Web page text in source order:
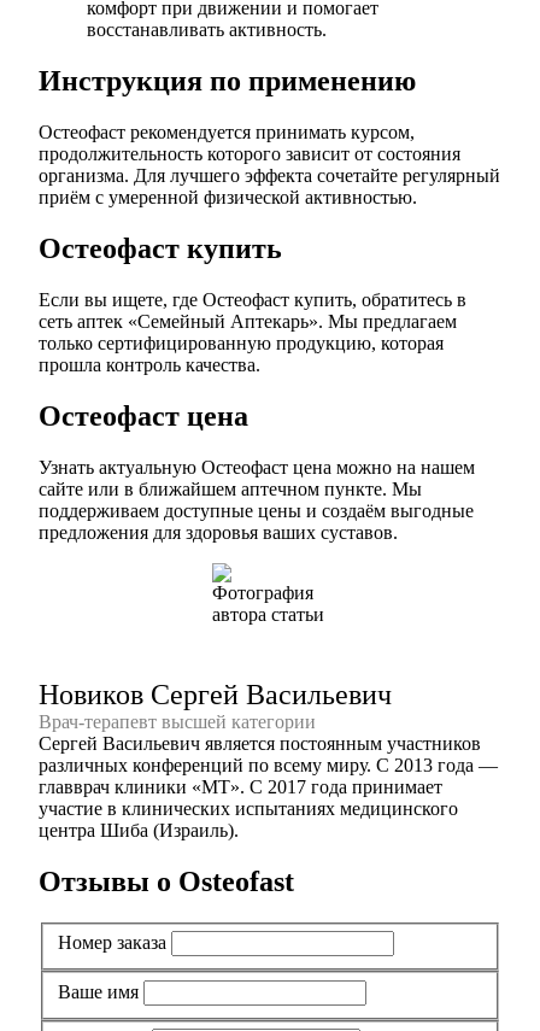
комфорт при движении и помогает
восстанавливать активность.
Инструкция по применению
Остеофаст рекомендуется принимать курсом,
продолжительность которого зависит от состояния
организма. Для лучшего эффекта сочетайте регулярный
приём с умеренной физической активностью.
Остеофаст купить
Если вы ищете, где Остеофаст купить, обратитесь в
сеть аптек «Семейный Аптекарь». Мы предлагаем
только сертифицированную продукцию, которая
прошла контроль качества.
Остеофаст цена
Узнать актуальную Остеофаст цена можно на нашем
сайте или в ближайшем аптечном пункте. Мы
поддерживаем доступные цены и создаём выгодные
предложения для здоровья ваших суставов.
Новиков Сергей Васильевич
Врач-терапевт высшей категории
Сергей Васильевич является постоянным участников
различных конференций по всему миру. С 2013 года —
главврач клиники «МТ». С 2017 года принимает
участие в клинических испытаниях медицинского
центра Шиба (Израиль).
Отзывы о Osteofast
Номер заказа
Ваше имя